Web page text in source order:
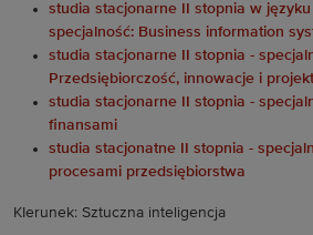
studia stacjonarne II stopnia w
specjalność: Business information
studia stacjonarne II stopnia -
Przedsiębiorczość, innowacje i
studia stacjonarne II stopnia -
finansami
studia stacjonatne II stopnia -
procesami przedsiębiorstwa
KIerunek: Sztuczna inteligencja